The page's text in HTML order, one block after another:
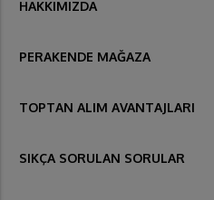
HAKKIMIZDA
PERAKENDE MAĞAZA
TOPTAN ALIM AVANTAJLARI
SIKÇA SORULAN SORULAR